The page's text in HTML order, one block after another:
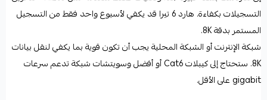
التسجيلات بكفاءة. هارد 6 تيرا قد يكفي لأسبوع واحد فقط من التسجيل
المستمر بدقة 8K.
شبكة الإنترنت أو الشبكة المحلية يجب أن تكون قوية بما يكفي لنقل بيانات
8K. ستحتاج إلى كيبلات Cat6 أو أفضل وسويتشات شبكة تدعم سرعات
gigabit على الأقل.